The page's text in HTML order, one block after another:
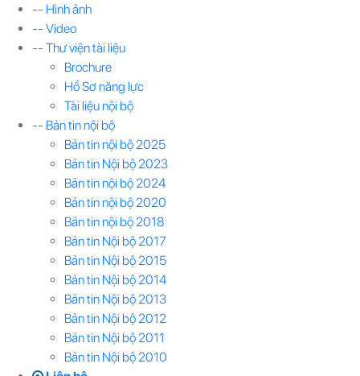
-- Hình ảnh
-- Video
-- Thư viện tài liệu
Brochure
Hồ Sơ năng lực
Tài liệu nội bộ
-- Bản tin nội bộ
Bản tin nội bộ 2025
Bản tin Nội bộ 2023
Bản tin nội bộ 2024
Bản tin nội bộ 2020
Bản tin nội bộ 2018
Bản tin Nội bộ 2017
Bản tin Nội bộ 2015
Bản tin Nội bộ 2014
Bản tin Nội bộ 2013
Bản tin Nội bộ 2012
Bản tin Nội bộ 2011
Bản tin Nội bộ 2010